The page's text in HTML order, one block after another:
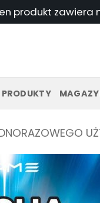
Ten produkt
PRODUKTY